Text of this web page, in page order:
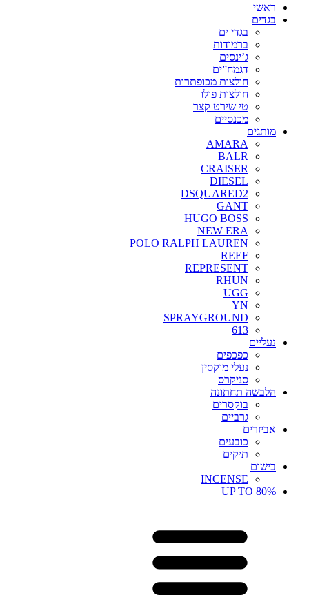
ראשי
בגדים
בגדי ים
ברמודות
ג’ינסים
דגמח”ים
חולצות מכופתרות
חולצות פולו
טי שירט קצר
מכנסיים
מותגים
AMARA
BALR
CRAISER
DIESEL
DSQUARED2
GANT
HUGO BOSS
NEW ERA
POLO RALPH LAUREN
REEF
REPRESENT
RHUN
UGG
YN
SPRAYGROUND
613
נעליים
כפכפים
נעלי מוקסין
סניקרס
הלבשה תחתונה
בוקסרים
גרביים
אביזרים
כובעים
תיקים
בישום
INCENSE
UP TO 80%